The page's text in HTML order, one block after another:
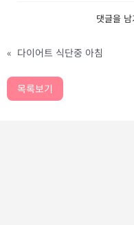
댓글을
« 다이어트 식단중 아침
목록보기